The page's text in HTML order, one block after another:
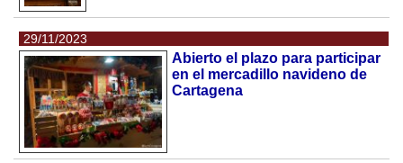
29/11/2023
Abierto el plazo para participar
en el mercadillo navideno de
Cartagena